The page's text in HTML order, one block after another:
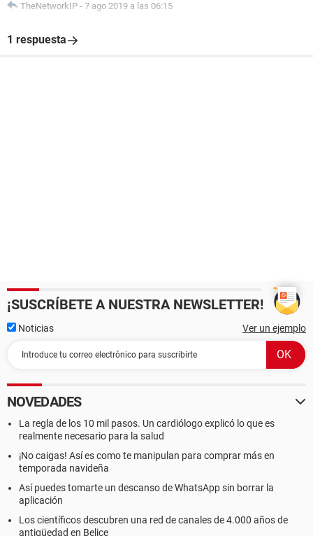
TheNetworkIP - 7 ago 2019 a las 06:15
1 respuesta
¡SUSCRÍBETE A NUESTRA NEWSLETTER!
Noticias Ver un ejemplo
NOVEDADES
La regla de los 10 mil pasos. Un cardiólogo explicó lo que es
realmente necesario para la salud
¡No caigas! Así es como te manipulan para comprar más en
temporada navideña
Así puedes tomarte un descanso de WhatsApp sin borrar la
aplicación
Los científicos descubren una red de canales de 4.000 años de
antigüedad en Belice